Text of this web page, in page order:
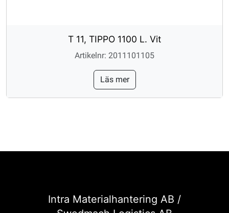
T 11, TIPPO 1100 L. Vit
Artikelnr: 2011101105
Läs mer
Intra Materialhantering AB /